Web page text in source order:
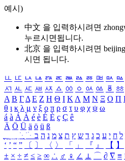
예시)
中文 을 입력하시려면
누르시면됩니다.
北京 을 입력하시려면 beijing
시면 됩니다.
ㅥ ㅦ ㅧ ㅨ ㅩ ㅪ ㅫ ㅬ ㅭ ㅮ ㅯ ㅰ
ㅺ ㅻ ㅼ ㅽ ㅾ ㅿ ㆀ ㆁ ㆂ ㆃ ㆄ ㆅ
Α Β ΓΔ Ε Ζ Η Θ Ι ΚΛ Μ Ν Ξ Ο Π
θ ι κ λ μ ν ξ ο π ρ σ τ υ φ χ ψ ω
á à Á À é è É È ç Ç ê
Ä Ö Ü ä ö ü ß
ִֶֹ ֻּ ׁׂ ל ח י ע כ ג ד ש ץ ת צ מ נ ה ב
‘ ’ “ ” 〔 〕 〈 〉 「 」 『 』 【 】
± × ÷ ≠ ≤ ≥ ∞ ∴ ♂ ♀ ∠ ⊥ ⌒ ∂ ∇ ≡